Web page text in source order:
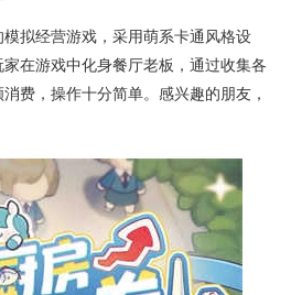
拟经营游戏，采用萌系卡通风格设
在游戏中化身餐厅老板，通过收集各
费，操作十分简单。感兴趣的朋友，